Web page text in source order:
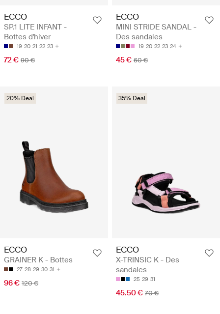
ECCO
SP.1 LITE INFANT -
Bottes d'hiver
19 20 21 22 23
72 € 90 €
ECCO
MINI STRIDE SANDAL -
Des sandales
19 20 22 23 24
45 € 60 €
20% Deal
ECCO
GRAINER K - Bottes
27 28 29 30 31
96 € 120 €
35% Deal
ECCO
X-TRINSIC K - Des
sandales
25 29 31
45.50 € 70 €